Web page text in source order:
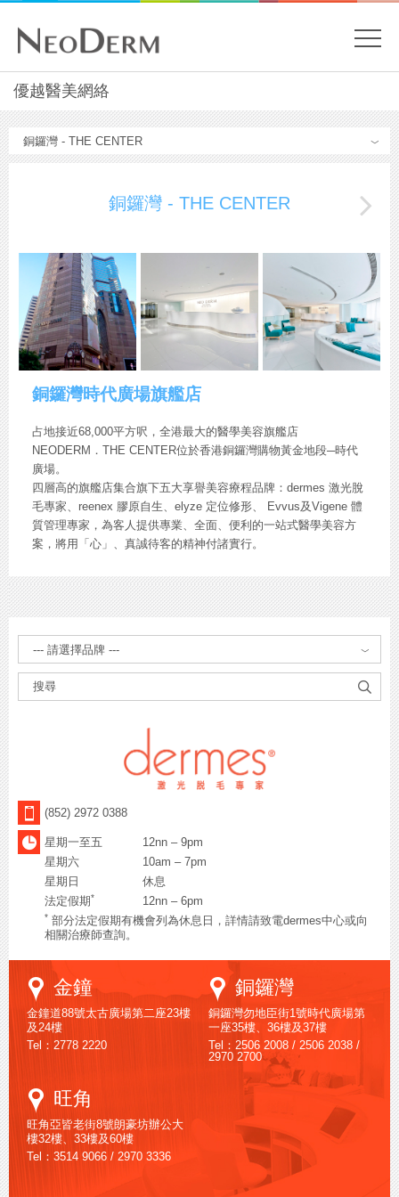
開
關
目
錄
容
始
優越醫美網絡
Menu
銅鑼灣 - THE CENTER
銅鑼灣時代廣場旗艦店
占地接近68,000平方呎，全港最大的醫學美容旗艦店
NEODERM．THE CENTER位於香港銅鑼灣購物黃金地段─時代
廣場。
四層高的旗艦店集合旗下五大享譽美容療程品牌：dermes 激光脫
毛專家、reenex 膠原自生、elyze 定位修形、 Evvus及Vigene 體
質管理專家，為客人提供專業、全面、便利的一站式醫學美容方
案，將用「心」、真誠待客的精神付諸實行。
選
品
(852) 2972 0388
星期一至五
12nn – 9pm
星期六
10am – 7pm
星期日
休息
法定假期* 12nn – 6pm
* 部分法定假期有機會列為休息日，詳情請致電dermes中心或向
相關治療師查詢。
Google
Maps
金鐘
金鐘道88號太古廣場第二座23樓
及24樓
Tel：2778 2220
Google
Maps
銅鑼灣
銅鑼灣勿地臣街1號時代廣場第
一座35樓、36樓及37樓
Tel：2506 2008 / 2506 2038 /
2970 2700
Google
Maps
旺角
旺角亞皆老街8號朗豪坊辦公大
樓32樓、33樓及60樓
Tel：3514 9066 / 2970 3336